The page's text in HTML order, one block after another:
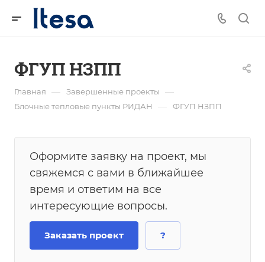
ФГУП НЗПП
Главная — Завершенные проекты —
Блочные тепловые пункты РИДАН — ФГУП НЗПП
Оформите заявку на проект, мы
свяжемся с вами в ближайшее
время и ответим на все
интересующие вопросы.
Заказать проект ?